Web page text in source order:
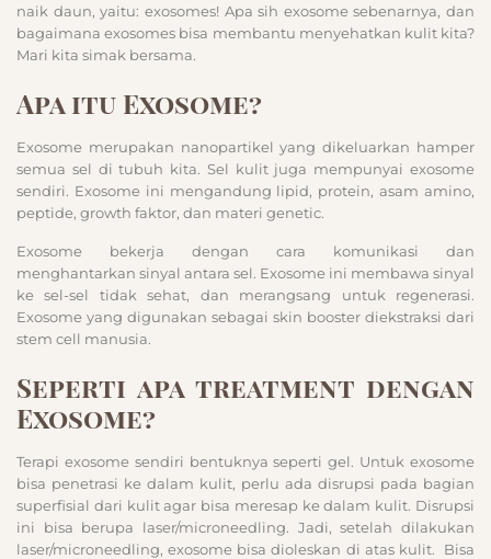
naik daun, yaitu: exosomes! Apa sih exosome sebenarnya, dan
bagaimana exosomes bisa membantu menyehatkan kulit kita?
Mari kita simak bersama.
Apa itu Exosome?
Exosome merupakan nanopartikel yang dikeluarkan hamper
semua sel di tubuh kita. Sel kulit juga mempunyai exosome
sendiri. Exosome ini mengandung lipid, protein, asam amino,
peptide, growth faktor, dan materi genetic.
Exosome bekerja dengan cara komunikasi dan
menghantarkan sinyal antara sel. Exosome ini membawa sinyal
ke sel-sel tidak sehat, dan merangsang untuk regenerasi.
Exosome yang digunakan sebagai skin booster diekstraksi dari
stem cell manusia.
Seperti apa treatment dengan
Exosome?
Terapi exosome sendiri bentuknya seperti gel. Untuk exosome
bisa penetrasi ke dalam kulit, perlu ada disrupsi pada bagian
superfisial dari kulit agar bisa meresap ke dalam kulit. Disrupsi
ini bisa berupa laser/microneedling. Jadi, setelah dilakukan
laser/microneedling, exosome bisa dioleskan di atas kulit. Bisa